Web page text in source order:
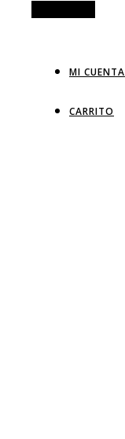
MI CUENTA
CARRITO